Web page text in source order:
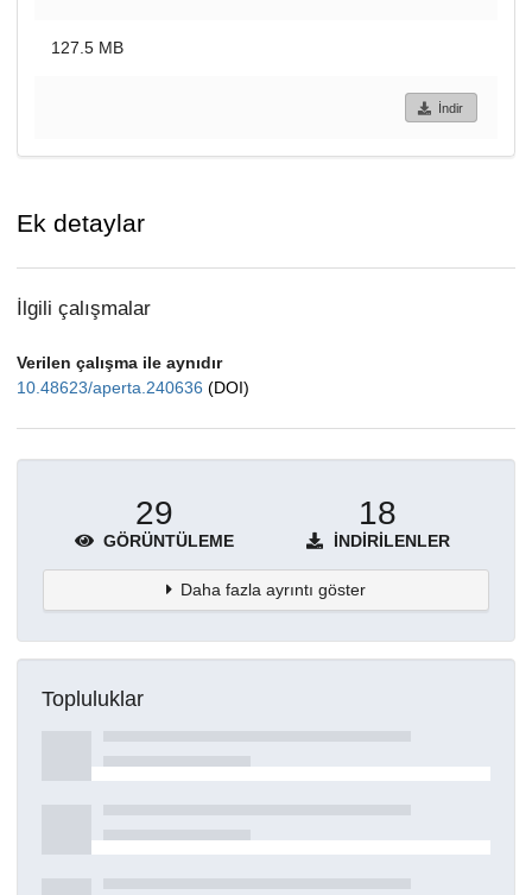
127.5 MB
İndir
Ek detaylar
İlgili çalışmalar
Verilen çalışma ile aynıdır
10.48623/aperta.240636 (DOI)
29
GÖRÜNTÜLEME
18
İNDIRILENLER
Daha fazla ayrıntı göster
Topluluklar